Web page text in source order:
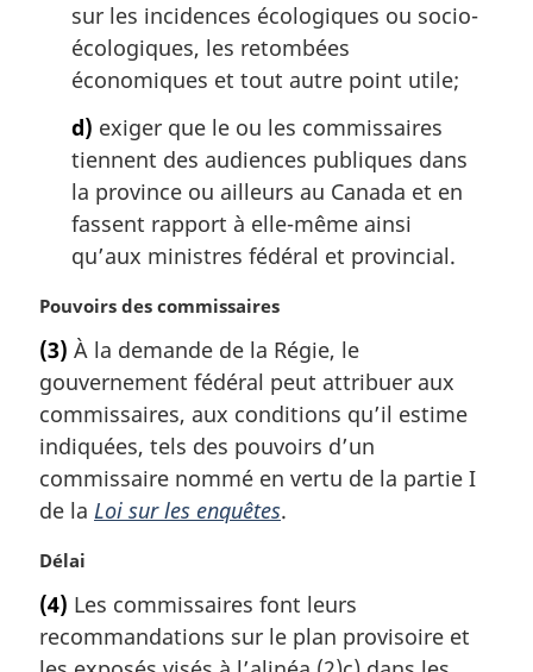
sur les incidences écologiques ou socio-
écologiques, les retombées
économiques et tout autre point utile;
d) exiger que le ou les commissaires
tiennent des audiences publiques dans
la province ou ailleurs au Canada et en
fassent rapport à elle-même ainsi
qu’aux ministres fédéral et provincial.
N
t
e
m
a
g
i
a
l
e
:
Pouvoirs des commissaires
(3) À la demande de la Régie, le
gouvernement fédéral peut attribuer aux
commissaires, aux conditions qu’il estime
indiquées, tels des pouvoirs d’un
commissaire nommé en vertu de la partie I
de la Loi sur les enquêtes.
N
t
e
m
Délai
(4) Les commissaires font leurs
recommandations sur le plan provisoire et